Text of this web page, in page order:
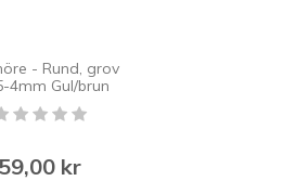
- Rund, grov
4mm Gul/brun
59,00 kr